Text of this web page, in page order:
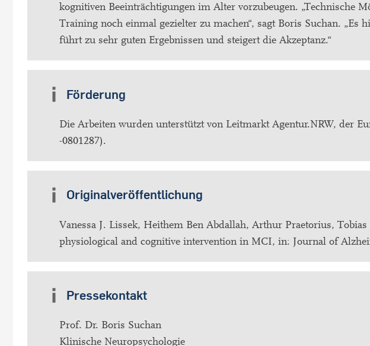
kognitiven Beeinträchtigungen im Alter vorzubeugen. „Technische
Training noch einmal gezielter zu machen“, sagt Boris Suchan.
führt zu sehr guten Ergebnissen und steigert die Akzeptanz.“
Förderung
Die Arbeiten wurden unterstützt von Leitmarkt Agentur.NRW, der
-0801287).
Originalveröffentlichung
Vanessa J. Lissek, Heithem Ben Abdallah, Arthur Praetorius,
physiological and cognitive intervention in MCI, in: Journal of
Pressekontakt
Prof. Dr. Boris Suchan
Klinische Neuropsychologie